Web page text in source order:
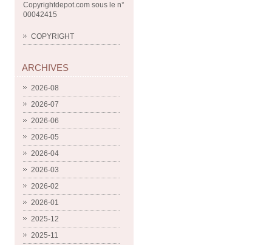
Copyrightdepot.com sous le n°
00042415
COPYRIGHT
ARCHIVES
2026-08
2026-07
2026-06
2026-05
2026-04
2026-03
2026-02
2026-01
2025-12
2025-11